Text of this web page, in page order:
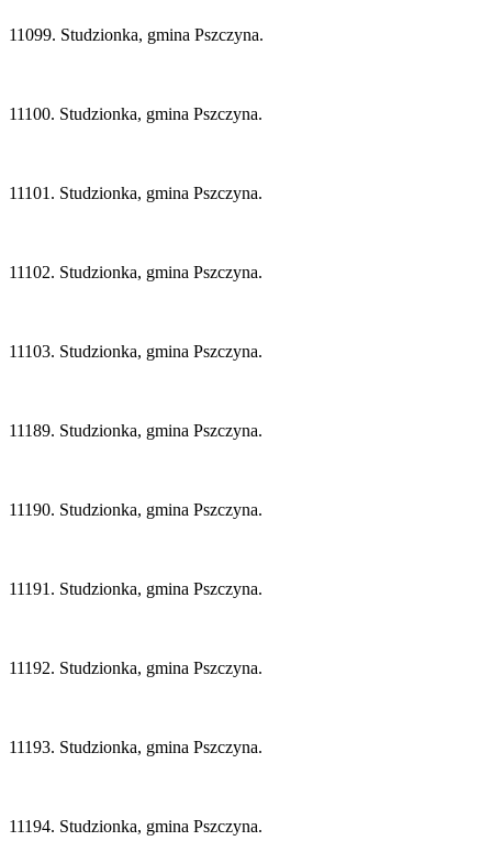
11099. Studzionka, gmina Pszczyna.
11100. Studzionka, gmina Pszczyna.
11101. Studzionka, gmina Pszczyna.
11102. Studzionka, gmina Pszczyna.
11103. Studzionka, gmina Pszczyna.
11189. Studzionka, gmina Pszczyna.
11190. Studzionka, gmina Pszczyna.
11191. Studzionka, gmina Pszczyna.
11192. Studzionka, gmina Pszczyna.
11193. Studzionka, gmina Pszczyna.
11194. Studzionka, gmina Pszczyna.